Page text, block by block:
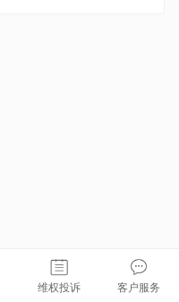
维权投诉 客户服务